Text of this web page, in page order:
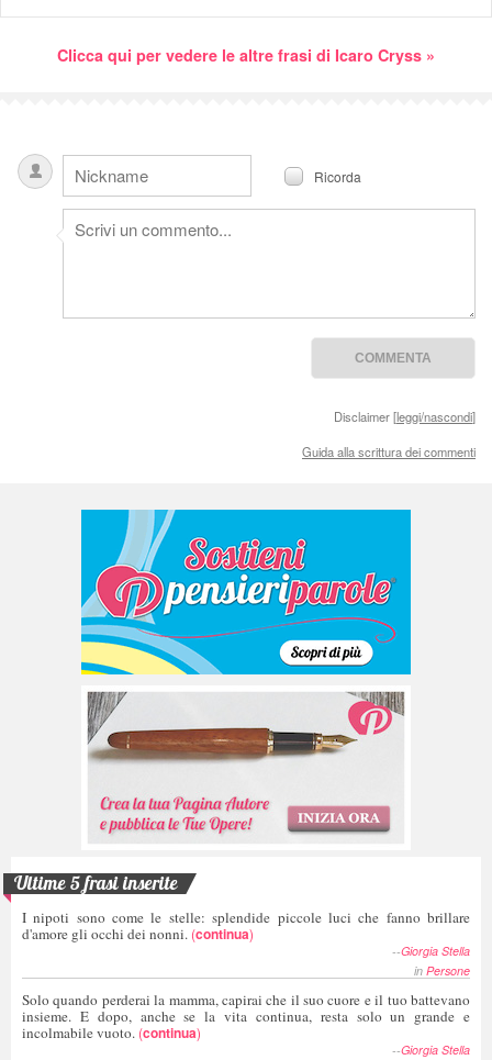
Clicca qui per vedere le altre frasi di Icaro Cryss »
Ricorda
Disclaimer [leggi/nascondi]
Guida alla scrittura dei commenti
Ultime 5 frasi inserite
I nipoti sono come le stelle: splendide piccole luci che fanno brillare
d'amore gli occhi dei nonni. (continua)
--Giorgia Stella
in Persone
Solo quando perderai la mamma, capirai che il suo cuore e il tuo battevano
insieme. E dopo, anche se la vita continua, resta solo un grande e
incolmabile vuoto. (continua)
--Giorgia Stella